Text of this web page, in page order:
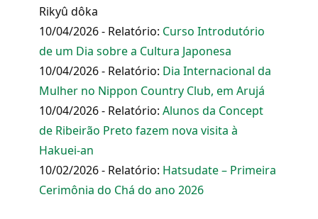
Rikyû dôka
10/04/2026 - Relatório: Curso Introdutório
de um Dia sobre a Cultura Japonesa
10/04/2026 - Relatório: Dia Internacional da
Mulher no Nippon Country Club, em Arujá
10/04/2026 - Relatório: Alunos da Concept
de Ribeirão Preto fazem nova visita à
Hakuei-an
10/02/2026 - Relatório: Hatsudate – Primeira
Cerimônia do Chá do ano 2026